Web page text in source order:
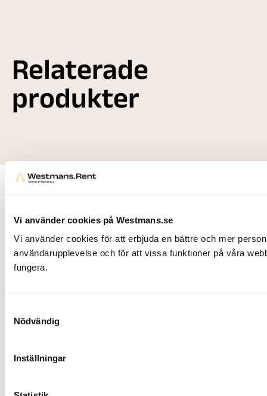
Vi använder cookies på Westmans.se
Vi använder cookies för att erbjuda en bättre och mer
användarupplevelse och för att vissa funktioner på våra
fungera.
Nödvändig
Inställningar
Relaterade
produkter
att
ständigt
och
den bästa
som finns
typer av
Kontakt
Stockholm
Hantverkarvägen
8
Tel: 08 622
Följ oss